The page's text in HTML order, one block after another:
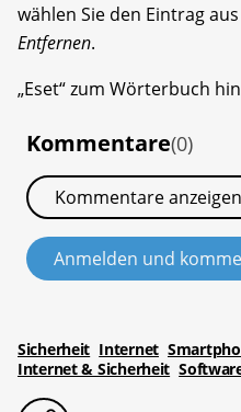
wählen Sie den Eintrag
Entfernen.
„Eset“ zum Wörterbuch
Kommentare(0)
Kommentare anzeigen
Anmelden und
Sicherheit Internet
Internet & Sicherheit